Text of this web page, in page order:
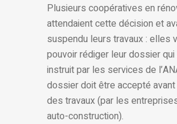
Plusieurs coopératives en
attendaient cette décision et
suspendu leurs travaux : elles
pouvoir rédiger leur dossier
instruit par les services de
dossier doit être accepté
des travaux (par les
auto-construction).